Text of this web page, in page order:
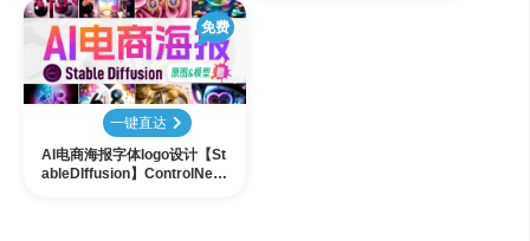
手就行！
免费
一键直达
AI电商海报字体logo设计【St
ableDIffusion】ControlNet